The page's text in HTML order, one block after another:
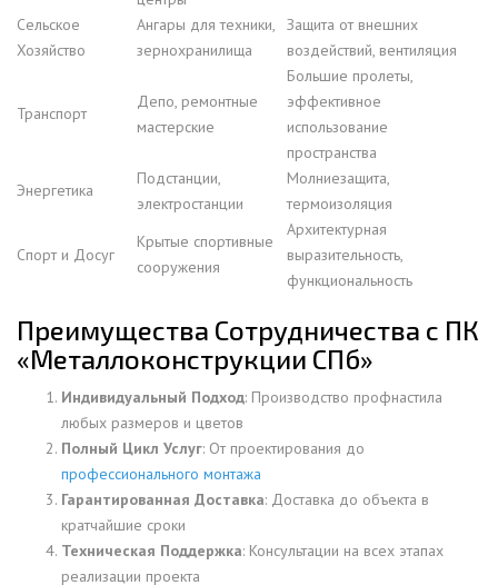
Сельское
Хозяйство
Ангары для техники,
зернохранилища
Защита от внешних
воздействий, вентиляция
Транспорт
Депо, ремонтные
мастерские
Большие пролеты,
эффективное
использование
пространства
Энергетика
Подстанции,
электростанции
Молниезащита,
термоизоляция
Спорт и Досуг
Крытые спортивные
сооружения
Архитектурная
выразительность,
функциональность
Преимущества Сотрудничества с ПК
«Металлоконструкции СПб»
Индивидуальный Подход: Производство профнастила
любых размеров и цветов
Полный Цикл Услуг: От проектирования до
профессионального монтажа
Гарантированная Доставка: Доставка до объекта в
кратчайшие сроки
Техническая Поддержка: Консультации на всех этапах
реализации проекта